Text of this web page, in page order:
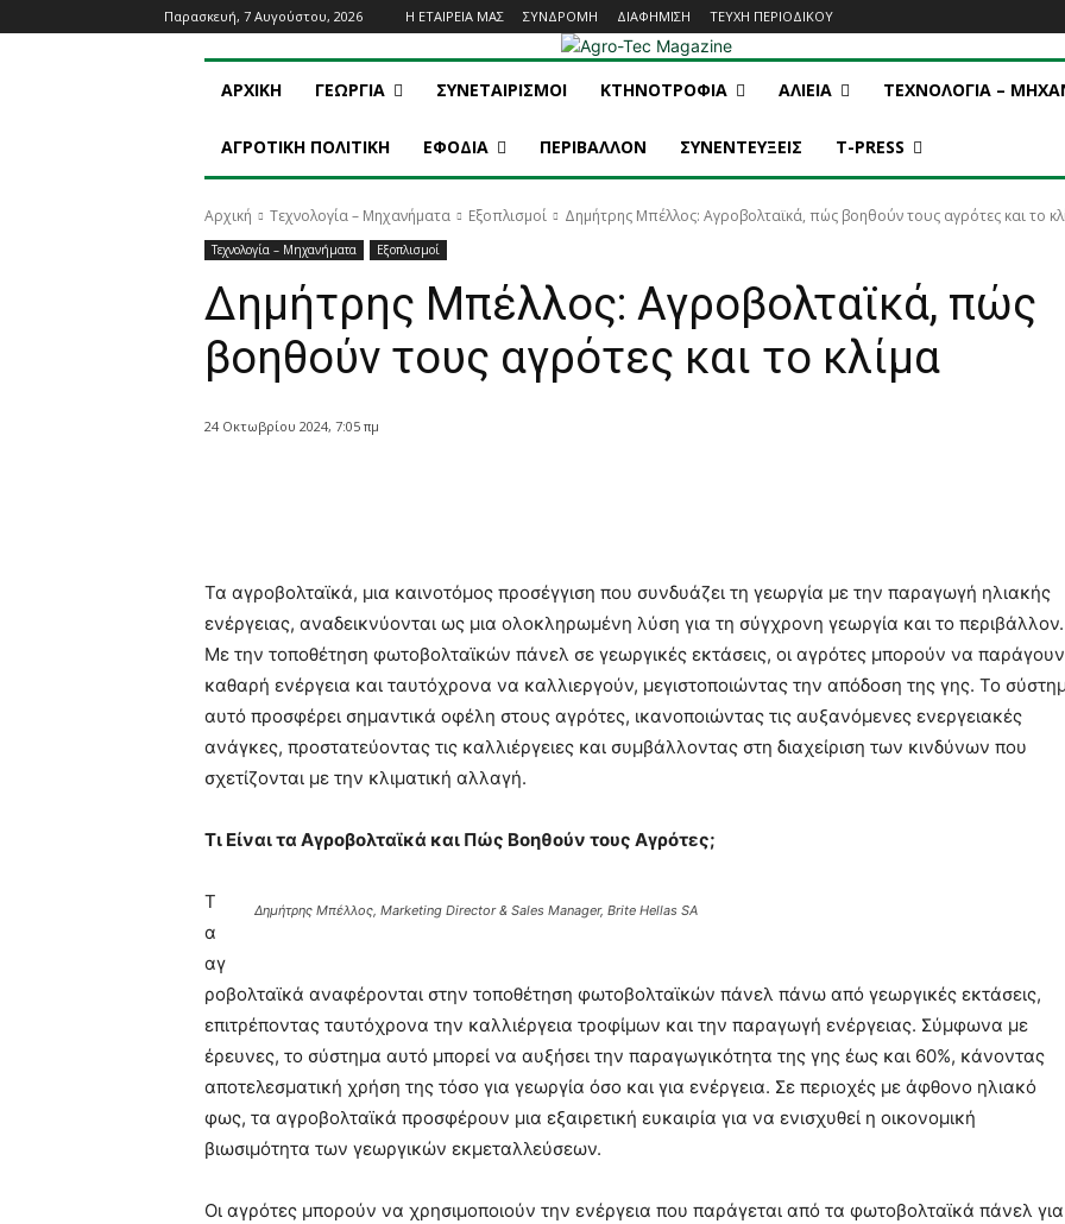
Παρασκευή, 7 Αυγούστου, 2026 Η ΕΤΑΙΡΕΙΑ ΜΑΣ ΣΥΝΔΡΟΜΗ ΔΙΑΦΗΜΙΣΗ ΤΕΥΧΗ ΠΕΡΙΟΔΙΚΟΥ
ΑΡΧΙΚΗ ΓΕΩΡΓΙΑ ΣΥΝΕΤΑΙΡΙΣΜΟΙ ΚΤΗΝΟΤΡΟΦΙΑ ΑΛΙΕΙΑ ΤΕΧΝΟΛΟΓΙΑ –
ΑΓΡΟΤΙΚΗ ΠΟΛΙΤΙΚΗ ΕΦΟΔΙΑ ΠΕΡΙΒΑΛΛΟΝ ΣΥΝΕΝΤΕΥΞΕΙΣ T-PRESS
Αρχική Τεχνολογία – Μηχανήματα Εξοπλισμοί Δημήτρης Μπέλλος: Αγροβολταϊκά, πώς βοηθούν τους αγρότες και το
Τεχνολογία – Μηχανήματα Εξοπλισμοί
Δημήτρης Μπέλλος: Αγροβολταϊκά, πώς
βοηθούν τους αγρότες και το κλίμα
24 Οκτωβρίου 2024, 7:05 πμ
Τα αγροβολταϊκά, μια καινοτόμος προσέγγιση που συνδυάζει τη γεωργία με την παραγωγή ηλιακής
ενέργειας, αναδεικνύονται ως μια ολοκληρωμένη λύση για τη σύγχρονη γεωργία και το περιβάλλον.
Με την τοποθέτηση φωτοβολταϊκών πάνελ σε γεωργικές εκτάσεις, οι αγρότες μπορούν να παράγουν
καθαρή ενέργεια και ταυτόχρονα να καλλιεργούν, μεγιστοποιώντας την απόδοση της γης. Το
αυτό προσφέρει σημαντικά οφέλη στους αγρότες, ικανοποιώντας τις αυξανόμενες ενεργειακές
ανάγκες, προστατεύοντας τις καλλιέργειες και συμβάλλοντας στη διαχείριση των κινδύνων που
σχετίζονται με την κλιματική αλλαγή.
Τι Είναι τα Αγροβολταϊκά και Πώς Βοηθούν τους Αγρότες;
Δημήτρης Μπέλλος, Marketing Director & Sales Manager, Brite Hellas SA
Τ
α
αγ
ροβολταϊκά αναφέρονται στην τοποθέτηση φωτοβολταϊκών πάνελ πάνω από γεωργικές εκτάσεις,
επιτρέποντας ταυτόχρονα την καλλιέργεια τροφίμων και την παραγωγή ενέργειας. Σύμφωνα με
έρευνες, το σύστημα αυτό μπορεί να αυξήσει την παραγωγικότητα της γης έως και 60%, κάνοντας
αποτελεσματική χρήση της τόσο για γεωργία όσο και για ενέργεια. Σε περιοχές με άφθονο ηλιακό
φως, τα αγροβολταϊκά προσφέρουν μια εξαιρετική ευκαιρία για να ενισχυθεί η οικονομική
βιωσιμότητα των γεωργικών εκμεταλλεύσεων.
Οι αγρότες μπορούν να χρησιμοποιούν την ενέργεια που παράγεται από τα φωτοβολταϊκά πάνελ για